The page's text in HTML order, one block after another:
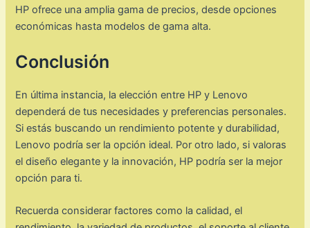
HP ofrece una amplia gama de precios, desde opciones
económicas hasta modelos de gama alta.
Conclusión
En última instancia, la elección entre HP y Lenovo
dependerá de tus necesidades y preferencias personales.
Si estás buscando un rendimiento potente y durabilidad,
Lenovo podría ser la opción ideal. Por otro lado, si valoras
el diseño elegante y la innovación, HP podría ser la mejor
opción para ti.
Recuerda considerar factores como la calidad, el